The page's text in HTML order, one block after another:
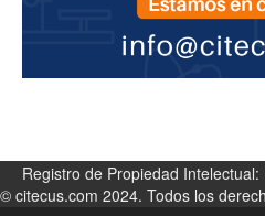
Registro de Propiedad Intelectual:
© citecus.com 2024. Todos los